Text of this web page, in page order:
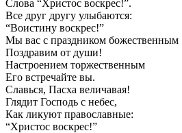
Слова “Христос воскрес!”.
Все друг другу улыбаются:
“Воистину воскрес!”
Мы вас с праздником божественным
Поздравим от души!
Настроением торжественным
Его встречайте вы.
Славься, Пасха величавая!
Глядит Господь с небес,
Как ликуют православные:
“Христос воскрес!”